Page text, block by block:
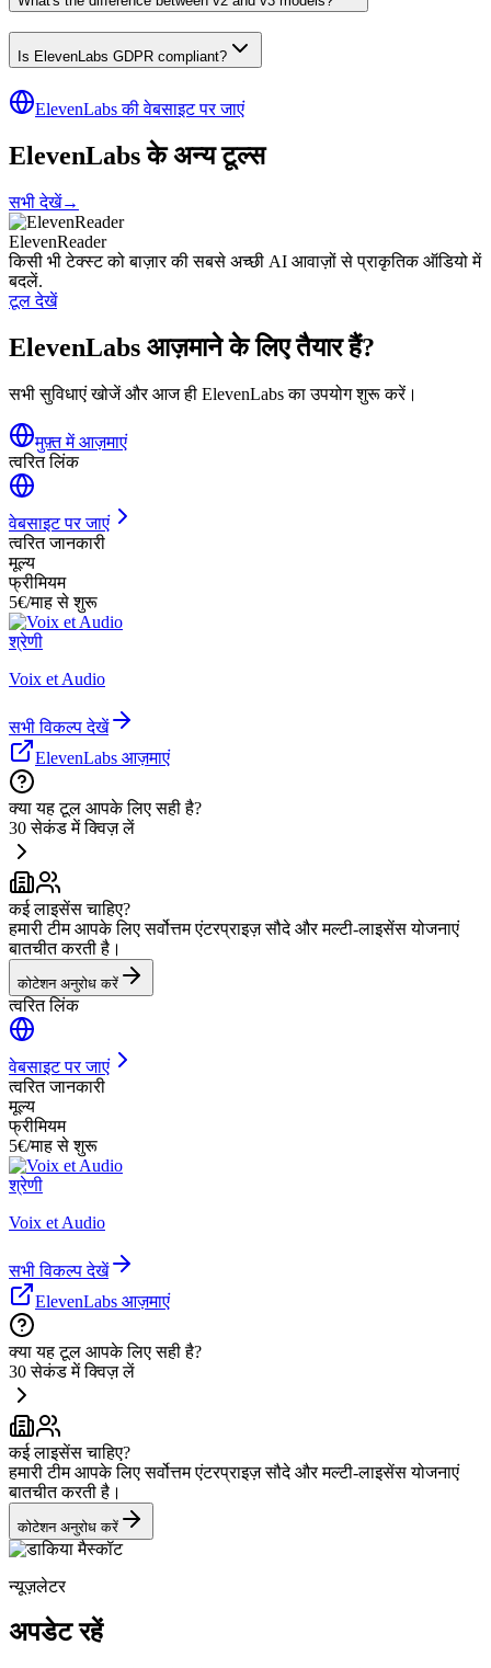
Is ElevenLabs GDPR compliant?
ElevenLabs की वेबसाइट पर जाएं
ElevenLabs के अन्य टूल्स
सभी देखें→
ElevenReader
किसी भी टेक्स्ट को बाज़ार की सबसे अच्छी AI आवाज़ों से प्राकृतिक ऑडियो में
बदलें.
टूल देखें
ElevenLabs आज़माने के लिए तैयार हैं?
सभी सुविधाएं खोजें और आज ही ElevenLabs का उपयोग शुरू करें।
मुफ़्त में आज़माएं
त्वरित लिंक
वेबसाइट पर जाएं
त्वरित जानकारी
मूल्य
फ्रीमियम
5€/माह से शुरू
श्रेणी
Voix et Audio
सभी विकल्प देखें
ElevenLabs आज़माएं
क्या यह टूल आपके लिए सही है?
30 सेकंड में क्विज़ लें
कई लाइसेंस चाहिए?
हमारी टीम आपके लिए सर्वोत्तम एंटरप्राइज़ सौदे और मल्टी-लाइसेंस योजनाएं
बातचीत करती है।
कोटेशन अनुरोध करें
त्वरित लिंक
वेबसाइट पर जाएं
त्वरित जानकारी
मूल्य
फ्रीमियम
5€/माह से शुरू
श्रेणी
Voix et Audio
सभी विकल्प देखें
ElevenLabs आज़माएं
क्या यह टूल आपके लिए सही है?
30 सेकंड में क्विज़ लें
कई लाइसेंस चाहिए?
हमारी टीम आपके लिए सर्वोत्तम एंटरप्राइज़ सौदे और मल्टी-लाइसेंस योजनाएं
बातचीत करती है।
कोटेशन अनुरोध करें
न्यूज़लेटर
अपडेट रहें